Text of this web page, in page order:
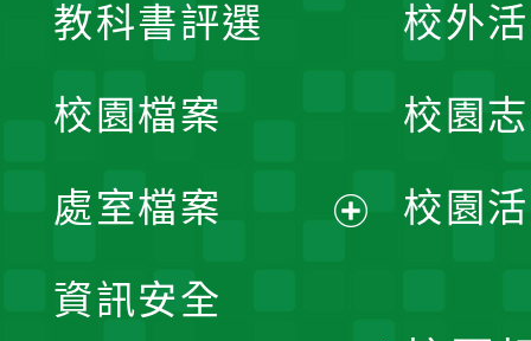
單
教科書評選
校園檔案
處室檔案
資訊安全
校外
校園
校園